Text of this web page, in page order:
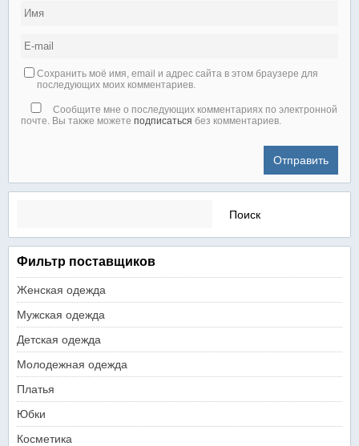
Сохранить моё имя, email и адрес сайта в этом браузере для
последующих моих комментариев.
Сообщите мне о последующих комментариях по электронной
почте. Вы также можете подписаться без комментариев.
Найти:
Фильтр поставщиков
Женская одежда
Мужская одежда
Детская одежда
Молодежная одежда
Платья
Юбки
Косметика